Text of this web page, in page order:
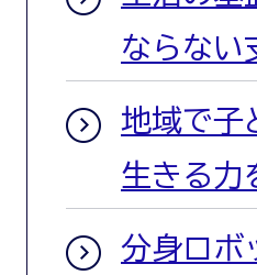
ならない
地域で子
生きる力
分身ロボ